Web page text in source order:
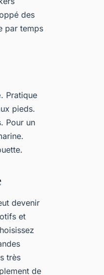
des
par temps
. Pratique
pieds.
Pour un
devenir
et
très
de